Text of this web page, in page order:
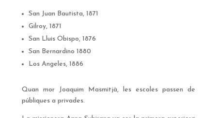
San Juan Bautista, 1871
Gilroy, 1871
San Lluis Obispo, 1876
San Bernardino 1880
Los Angeles, 1886
Quan mor Joaquim Masmitjà, les escoles passen de
públiques a privades.